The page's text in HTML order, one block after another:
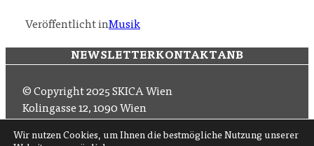
Veröffentlicht inMusik
Wir nutzen Cookies, um Ihnen die bestmögliche Nutzung unserer
NEWSLETTERKONTAKTANB
© Copyright 2025 SKICA Wien
Kolingasse 12, 1090 Wien
Tel+43 1 319 11 60 33